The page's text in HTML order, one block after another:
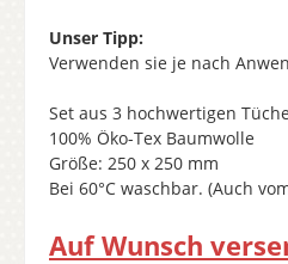
Unser Tipp:
Verwenden sie je nach
Set aus 3 hochwertigen
100% Öko-Tex Baumwolle
Größe: 250 x 250 mm
Bei 60°C waschbar. (Auch
Auf Wunsch